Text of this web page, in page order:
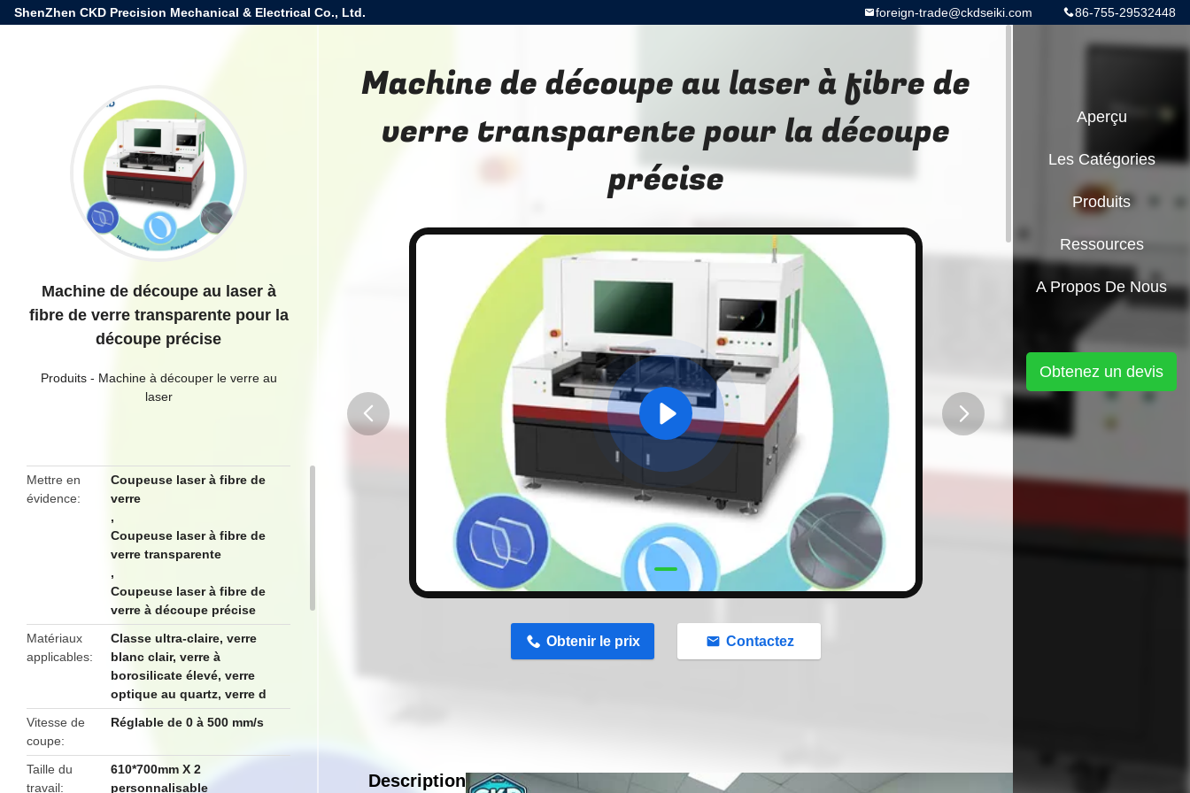
ShenZhen CKD Precision Mechanical & Electrical Co., Ltd. 86-755-29532448
foreign-trade@ckdseiki.com
Machine de découpe au laser à
fibre de verre transparente pour la
découpe précise
Produits- Machine à découper le verre au
laser
Mettre en
évidence
Coupeuse laser à fibre de
verre
,
Coupeuse laser à fibre de
verre transparente
,
Coupeuse laser à fibre de
verre à découpe précise
Matériaux
applicables
Classe ultra-claire, verre
blanc clair, verre à
borosilicate élevé, verre
optique au quartz, verre d
Vitesse de
coupe
Réglable de 0 à 500 mm/s
Taille du
travail
610*700mm X 2
personnalisable
Machine de découpe au laser à fibre de
verre transparente pour la découpe
précise
Obtenir le prix Contactez
Description
Aperçu
Les Catégories
Produits
Ressources
A Propos De Nous
Obtenez un devis